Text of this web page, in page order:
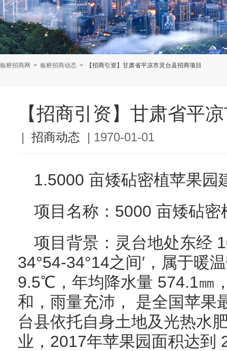
板桥招商网 > 板桥招商动态 > 【招商引资】甘肃省平凉市灵台县招商项目
【招商引资】甘肃省平
| 招商动态 | 1970-01-01
1.5000 亩矮砧密植苹果园
项目名称：5000 亩矮砧密
项目背景：灵台地处东经
34°54-34°14之间′，属于暖
9.5℃，年均降水量 574.1㎜
和，雨量充沛， 是全国苹果
台县依托自身土地及光热水
业，2017年苹果园面积达到